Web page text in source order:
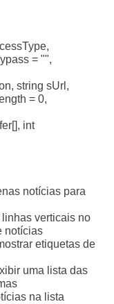
= "",
string sUrl,
= 0,
int
notícias para
linhas verticais no
notícias
etiquetas de
uma lista das
na lista